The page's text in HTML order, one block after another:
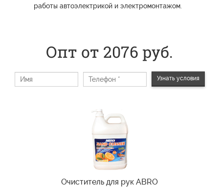
работы автоэлектрикой и электромонтажом.
Опт от 2076 руб.
Узнать условия
Очиститель для рук ABRO